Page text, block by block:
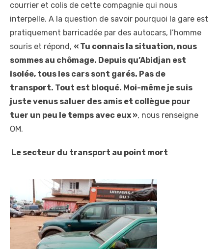
courrier et colis de cette compagnie qui nous
interpelle. A la question de savoir pourquoi la gare est
pratiquement barricadée par des autocars, l’homme
souris et répond, « Tu connais la situation, nous
sommes au chômage. Depuis qu’Abidjan est
isolée, tous les cars sont garés. Pas de
transport. Tout est bloqué. Moi-même je suis
juste venus saluer des amis et collègue pour
tuer un peu le temps avec eux », nous renseigne
OM.
Le secteur du transport au point mort